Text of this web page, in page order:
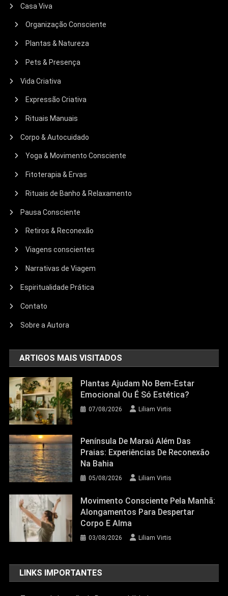
Casa Viva
Organização Consciente
Plantas & Natureza
Pets & Presença
Vida Criativa
Expressão Criativa
Rituais Manuais
Corpo & Autocuidado
Yoga & Movimento Consciente
Fitoterapia & Ervas
Rituais de Banho & Relaxamento
Pausa Consciente
Retiros & Reconexão
Viagens conscientes
Narrativas de Viagem
Espiritualidade Prática
Contato
Sobre a Autora
ARTIGOS MAIS VISITADOS
Plantas Ajudam No Bem-Estar
Emocional Ou É Só Estética?
07/08/2026 Liliam Virtis
Península De Maraú Além Das
Praias: Experiências De Reconexão
Na Bahia
05/08/2026 Liliam Virtis
Movimento Consciente Pela Manhã:
Alongamentos Para Despertar
Corpo E Alma
03/08/2026 Liliam Virtis
LINKS IMPORTANTES